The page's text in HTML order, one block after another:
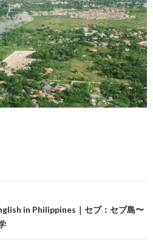
in Philippines｜セブ：セブ島〜